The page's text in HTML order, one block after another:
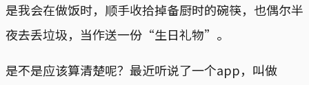
是我会在做饭时，顺手收拾掉备厨时的碗筷，也偶尔半
夜去丢垃圾，当作送一份“生日礼物”。
是不是应该算清楚呢？最近听说了一个app，叫做